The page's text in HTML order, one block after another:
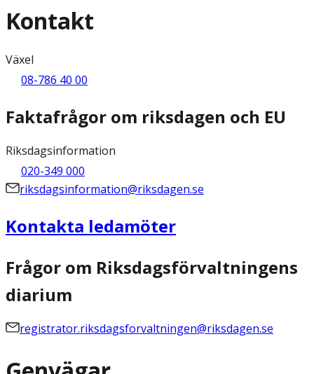
Kontakt
Växel
08-786 40 00
Faktafrågor om riksdagen och EU
Riksdagsinformation
020-349 000
riksdagsinformation@riksdagen.se
Kontakta ledamöter
Frågor om Riksdagsförvaltningens
diarium
registrator.riksdagsforvaltningen@riksdagen.se